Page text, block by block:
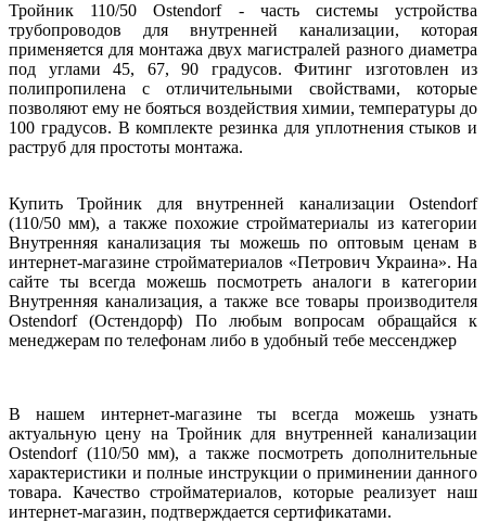
Тройник 110/50 Ostendorf - часть системы устройства
трубопроводов для внутренней канализации, которая
применяется для монтажа двух магистралей разного диаметра
под углами 45, 67, 90 градусов. Фитинг изготовлен из
полипропилена с отличительными свойствами, которые
позволяют ему не бояться воздействия химии, температуры до
100 градусов. В комплекте резинка для уплотнения стыков и
раструб для простоты монтажа.
Купить Тройник для внутренней канализации Ostendorf
(110/50 мм), а также похожие стройматериалы из категории
Внутренняя канализация ты можешь по оптовым ценам в
интернет-магазине стройматериалов «Петрович Украина». На
сайте ты всегда можешь посмотреть аналоги в категории
Внутренняя канализация, а также все товары производителя
Ostendorf (Остендорф) По любым вопросам обращайся к
менеджерам по телефонам либо в удобный тебе мессенджер
В нашем интернет-магазине ты всегда можешь узнать
актуальную цену на Тройник для внутренней канализации
Ostendorf (110/50 мм), а также посмотреть дополнительные
характеристики и полные инструкции о приминении данного
товара. Качество стройматериалов, которые реализует наш
интернет-магазин, подтверждается сертификатами.